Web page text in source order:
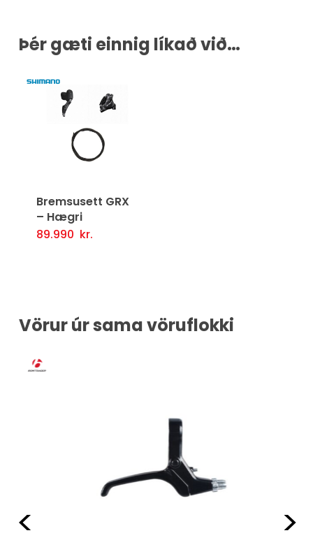
Þér gæti einnig líkað við…
Bremsusett GRX
– Hægri
89.990 kr.
Setja Í Körfu
Vörur úr sama vöruflokki